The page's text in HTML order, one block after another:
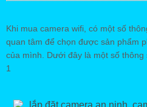
Khi mua camera wifi, có một số
quan tâm để chọn được sản phẩm
của mình. Dưới đây là một số thông
1